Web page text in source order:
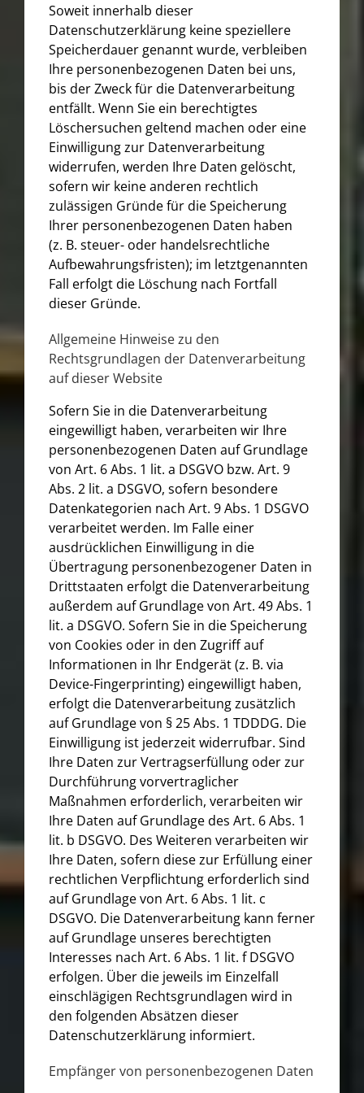
Soweit innerhalb dieser
Datenschutzerklärung keine speziellere
Speicherdauer genannt wurde, verbleiben
Ihre personenbezogenen Daten bei uns,
bis der Zweck für die Datenverarbeitung
entfällt. Wenn Sie ein berechtigtes
Löschersuchen geltend machen oder eine
Einwilligung zur Datenverarbeitung
widerrufen, werden Ihre Daten gelöscht,
sofern wir keine anderen rechtlich
zulässigen Gründe für die Speicherung
Ihrer personenbezogenen Daten haben
(z. B. steuer- oder handelsrechtliche
Aufbewahrungsfristen); im letztgenannten
Fall erfolgt die Löschung nach Fortfall
dieser Gründe.
Allgemeine Hinweise zu den
Rechtsgrundlagen der Datenverarbeitung
auf dieser Website
Sofern Sie in die Datenverarbeitung
eingewilligt haben, verarbeiten wir Ihre
personenbezogenen Daten auf Grundlage
von Art. 6 Abs. 1 lit. a DSGVO bzw. Art. 9
Abs. 2 lit. a DSGVO, sofern besondere
Datenkategorien nach Art. 9 Abs. 1 DSGVO
verarbeitet werden. Im Falle einer
ausdrücklichen Einwilligung in die
Übertragung personenbezogener Daten in
Drittstaaten erfolgt die Datenverarbeitung
außerdem auf Grundlage von Art. 49 Abs. 1
lit. a DSGVO. Sofern Sie in die Speicherung
von Cookies oder in den Zugriff auf
Informationen in Ihr Endgerät (z. B. via
Device-Fingerprinting) eingewilligt haben,
erfolgt die Datenverarbeitung zusätzlich
auf Grundlage von § 25 Abs. 1 TDDDG. Die
Einwilligung ist jederzeit widerrufbar. Sind
Ihre Daten zur Vertragserfüllung oder zur
Durchführung vorvertraglicher
Maßnahmen erforderlich, verarbeiten wir
Ihre Daten auf Grundlage des Art. 6 Abs. 1
lit. b DSGVO. Des Weiteren verarbeiten wir
Ihre Daten, sofern diese zur Erfüllung einer
rechtlichen Verpflichtung erforderlich sind
auf Grundlage von Art. 6 Abs. 1 lit. c
DSGVO. Die Datenverarbeitung kann ferner
auf Grundlage unseres berechtigten
Interesses nach Art. 6 Abs. 1 lit. f DSGVO
erfolgen. Über die jeweils im Einzelfall
einschlägigen Rechtsgrundlagen wird in
den folgenden Absätzen dieser
Datenschutzerklärung informiert.
Empfänger von personenbezogenen Daten